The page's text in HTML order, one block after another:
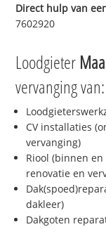
Direct hulp van
7602920
Loodgieter
vervanging van:
CV installaties
vervanging)
Riool (binnen
renovatie en
dakleer)
Dakgoten